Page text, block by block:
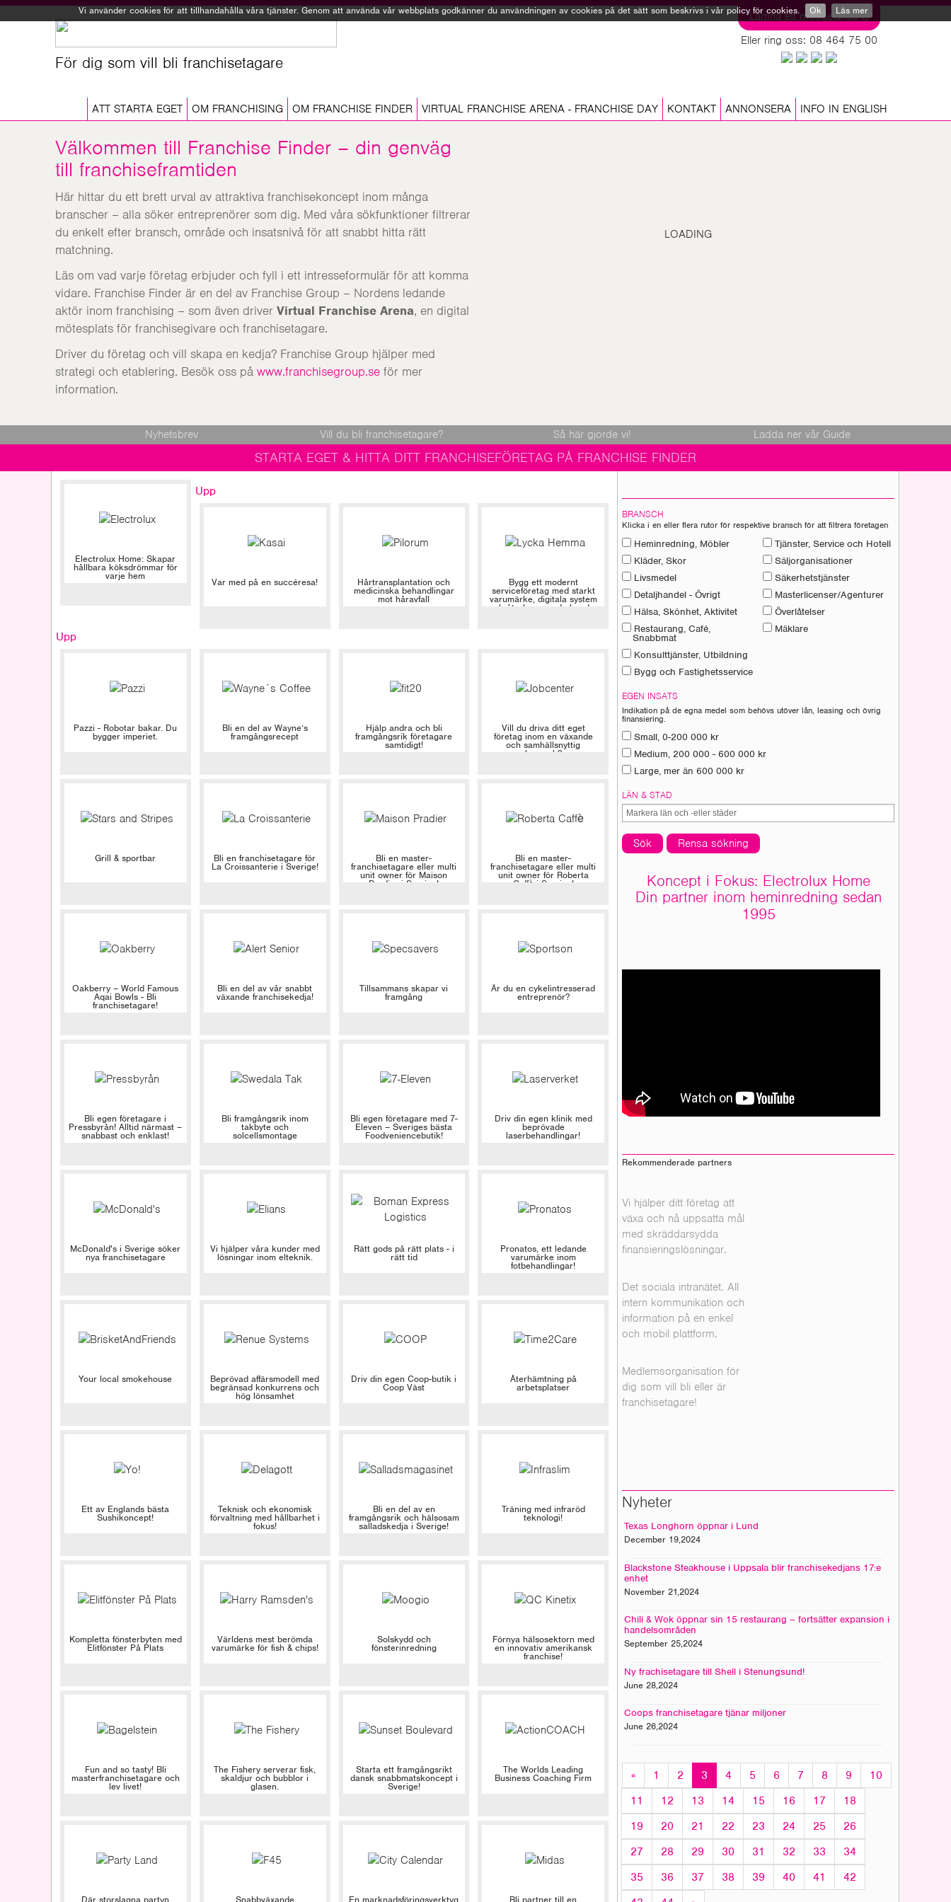
Vi använder cookies för att tillhandahålla våra tjänster. Genom att använda vår webbplats godkänner du användningen av cookies på det sätt som beskrivs i vår policy för cookies. Ok Läs mer
För dig som vill bli franchisetagare
Lämna ett meddelande
Eller ring oss: 08 464 75 00
ATT STARTA EGET OM FRANCHISING OM FRANCHISE FINDER VIRTUAL FRANCHISE ARENA - FRANCHISE DAY KONTAKT ANNONSERA INFO IN ENGLISH
Välkommen till Franchise Finder – din genväg
till franchiseframtiden
Här hittar du ett brett urval av attraktiva franchisekoncept inom många
branscher – alla söker entreprenörer som dig. Med våra sökfunktioner filtrerar
du enkelt efter bransch, område och insatsnivå för att snabbt hitta rätt
matchning.
Läs om vad varje företag erbjuder och fyll i ett intresseformulär för att komma
vidare. Franchise Finder är en del av Franchise Group – Nordens ledande
aktör inom franchising – som även driver Virtual Franchise Arena, en digital
mötesplats för franchisegivare och franchisetagare.
Driver du företag och vill skapa en kedja? Franchise Group hjälper med
strategi och etablering. Besök oss på www.franchisegroup.se för mer
information.
LOADING
Nyhetsbrev Vill du bli franchisetagare? Så här gjorde vi! Ladda ner vår Guide
STARTA EGET & HITTA DITT FRANCHISEFÖRETAG PÅ FRANCHISE FINDER
Electrolux Home: Skapar
hållbara köksdrömmar för
varje hem
Upp
Var med på en succéresa! Hårtransplantation och
medicinska behandlingar
mot håravfall
Bygg ett modernt
serviceföretag med starkt
varumärke, digitala system
och återkommande kunder
Upp
Pazzi - Robotar bakar. Du
bygger imperiet.
Bli en del av Wayne’s
framgångsrecept
Hjälp andra och bli
framgångsrik företagare
samtidigt!
Vill du driva ditt eget
företag inom en växande
och samhällsnyttig
bransch?
Grill & sportbar Bli en franchisetagare för
La Croissanterie i Sverige!
Bli en master-
franchisetagare eller multi
unit owner för Maison
Pradier i Sverige!
Bli en master-
franchisetagare eller multi
unit owner för Roberta
Caffè i Sverige!
Oakberry – World Famous
Aqai Bowls - Bli
franchisetagare!
Bli en del av vår snabbt
växande franchisekedja!
Tillsammans skapar vi
framgång
Är du en cykelintresserad
entreprenör?
Bli egen företagare i
Pressbyrån! Alltid närmast –
snabbast och enklast!
Bli framgångsrik inom
takbyte och
solcellsmontage
Bli egen företagare med 7-
Eleven – Sveriges bästa
Foodveniencebutik!
Driv din egen klinik med
beprövade
laserbehandlingar!
McDonald's i Sverige söker
nya franchisetagare
Vi hjälper våra kunder med
lösningar inom elteknik.
Rätt gods på rätt plats - i
rätt tid
Pronatos, ett ledande
varumärke inom
fotbehandlingar!
Your local smokehouse Beprövad affärsmodell med
begränsad konkurrens och
hög lönsamhet
Driv din egen Coop-butik i
Coop Väst
Återhämtning på
arbetsplatser
Ett av Englands bästa
Sushikoncept!
Teknisk och ekonomisk
förvaltning med hållbarhet i
fokus!
Bli en del av en
framgångsrik och hälsosam
salladskedja i Sverige!
Träning med infraröd
teknologi!
Kompletta fönsterbyten med
Elitfönster På Plats
Världens mest berömda
varumärke för fish & chips!
Solskydd och
fönsterinredning
Förnya hälsosektorn med
en innovativ amerikansk
franchise!
Fun and so tasty! Bli
masterfranchisetagare och
lev livet!
The Fishery serverar fisk,
skaldjur och bubblor i
glasen.
Starta ett framgångsrikt
dansk snabbmatskoncept i
Sverige!
The Worlds Leading
Business Coaching Firm
Där storslagna partyn Snabbväxande En marknadsföringsverktyg Bli partner till en
BRANSCH
Klicka i en eller flera rutor för respektive bransch för att filtrera företagen
Heminredning, Möbler
Kläder, Skor
Livsmedel
Detaljhandel - Övrigt
Hälsa, Skönhet, Aktivitet
Restaurang, Café,
Snabbmat
Konsulttjänster, Utbildning
Bygg och Fastighetsservice
Tjänster, Service och Hotell
Säljorganisationer
Säkerhetstjänster
Masterlicenser/Agenturer
Överlåtelser
Mäklare
EGEN INSATS
Indikation på de egna medel som behövs utöver lån, leasing och övrig
finansiering.
Small, 0-200 000 kr
Medium, 200 000 - 600 000 kr
Large, mer än 600 000 kr
LÄN & STAD
Sök Rensa sökning
Koncept i Fokus: Electrolux Home
Din partner inom heminredning sedan
1995
Rekommenderade partners
Vi hjälper ditt företag att
växa och nå uppsatta mål
med skräddarsydda
finansieringslösningar.
Det sociala intranätet. All
intern kommunikation och
information på en enkel
och mobil plattform.
Medlemsorganisation för
dig som vill bli eller är
franchisetagare!
Nyheter
Texas Longhorn öppnar i Lund
December 19,2024
Blackstone Steakhouse i Uppsala blir franchisekedjans 17:e
enhet
November 21,2024
Chili & Wok öppnar sin 15 restaurang – fortsätter expansion i
handelsområden
September 25,2024
Ny frachisetagare till Shell i Stenungsund!
June 28,2024
Coops franchisetagare tjänar miljoner
June 26,2024
« 1 2 3 4 5 6 7 8 9
10
11
12 13 14 15 16 17
18
19
20 21 22 23 24 25
26
27
28 29 30 31 32 33
34
35
36 37 38 39 40 41
42